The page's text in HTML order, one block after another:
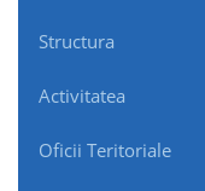
Structura
Activitatea
Oficii Teritoriale